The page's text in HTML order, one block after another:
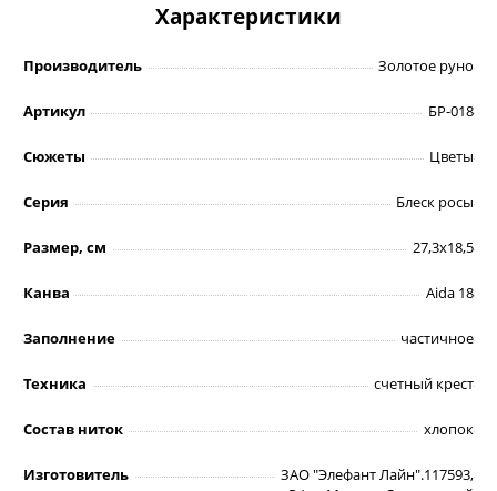
Характеристики
Производитель Золотое руно
Артикул БР-018
Сюжеты Цветы
Серия Блеск росы
Размер, см 27,3х18,5
Канва Aida 18
Заполнение частичное
Техника счетный крест
Состав ниток хлопок
Изготовитель
ЗАО "Элефант Лайн".117593,